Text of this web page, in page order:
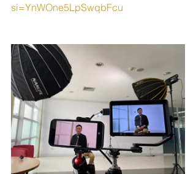
si=YnWOne5LpSwqbFcu